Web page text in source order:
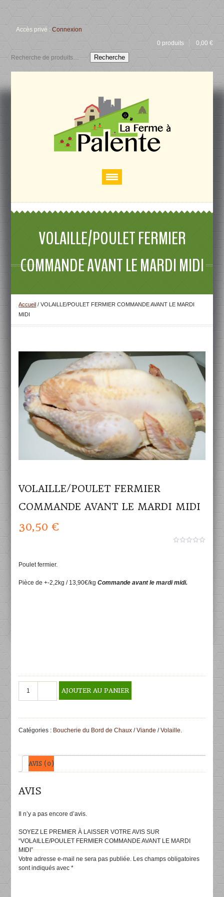
Accès privé :Connexion
0 produits
0,00 €
Recherche
VOLAILLE/POULET FERMIER
COMMANDE AVANT LE MARDI MIDI
Accueil /VOLAILLE/POULET FERMIER COMMANDE AVANT LE MARDI
MIDI
VOLAILLE/POULET FERMIER
COMMANDE AVANT LE MARDI MIDI
30,50€
Poulet fermier.
Pièce de +-2,2kg / 13,90€/kgCommande avant le mardi midi.
AVANT
MIDI
AJOUTER AU PANIER
Catégories : Boucherie du Bord de Chaux /Viande /Volaille.
AVIS (0)
AVIS
Il n’y a pas encore d’avis.
SOYEZ LE PREMIER À LAISSER VOTRE AVIS SUR
“VOLAILLE/POULET FERMIER COMMANDE AVANT LE MARDI
MIDI”
Votre adresse e-mail ne sera pas publiée. Les champs obligatoires
sont indiqués avec*